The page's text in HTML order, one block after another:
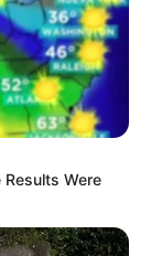
ya
Results Were